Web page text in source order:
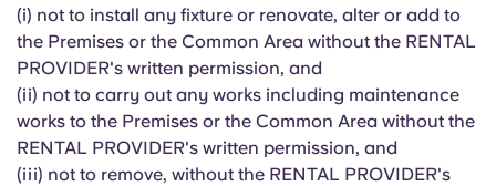
(i) not to install any fixture or renovate, alter or add to
the Premises or the Common Area without the RENTAL
PROVIDER's written permission, and
(ii) not to carry out any works including maintenance
works to the Premises or the Common Area without the
RENTAL PROVIDER's written permission, and
(iii) not to remove, without the RENTAL PROVIDER's